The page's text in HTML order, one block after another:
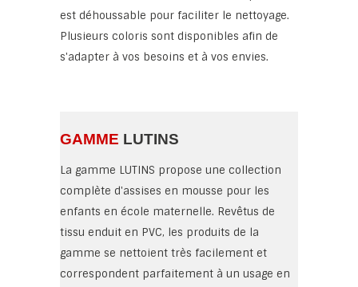
est déhoussable pour faciliter le nettoyage.
Plusieurs coloris sont disponibles afin de
s'adapter à vos besoins et à vos envies.
GAMME LUTINS
La gamme LUTINS propose une collection
complète d'assises en mousse pour les
enfants en école maternelle. Revêtus de
tissu enduit en PVC, les produits de la
gamme se nettoient très facilement et
correspondent parfaitement à un usage en